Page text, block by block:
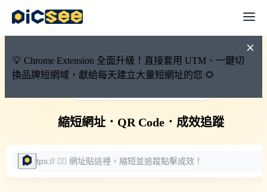
💡 Chrome Extension 全面升級！直接套用 UTM、一鍵切
換品牌短網域，獻給每天建立大量短網址的您 🌻
🚀 PicSee 短網址永久有效
縮短網址． QR Code． 成效追蹤